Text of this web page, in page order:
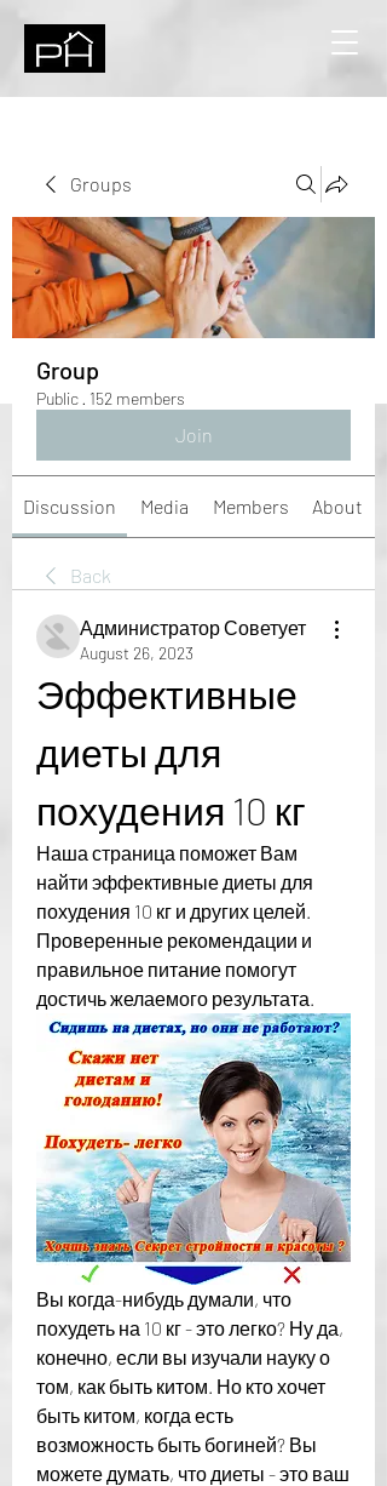
Groups
Group
Public · 152 members
Join
Discussion Media Members About
Back
Администратор Советует
August 26, 2023
Эффективные
диеты для
похудения 10 кг
Наша страница поможет Вам
найти эффективные диеты для
похудения 10 кг и других целей.
Проверенные рекомендации и
правильное питание помогут
достичь желаемого результата.
Вы когда-нибудь думали, что
похудеть на 10 кг - это легко? Ну да,
конечно, если вы изучали науку о
том, как быть китом. Но кто хочет
быть китом, когда есть
возможность быть богиней? Вы
можете думать, что диеты - это ваш